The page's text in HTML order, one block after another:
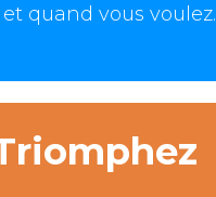
quand vous voulez.